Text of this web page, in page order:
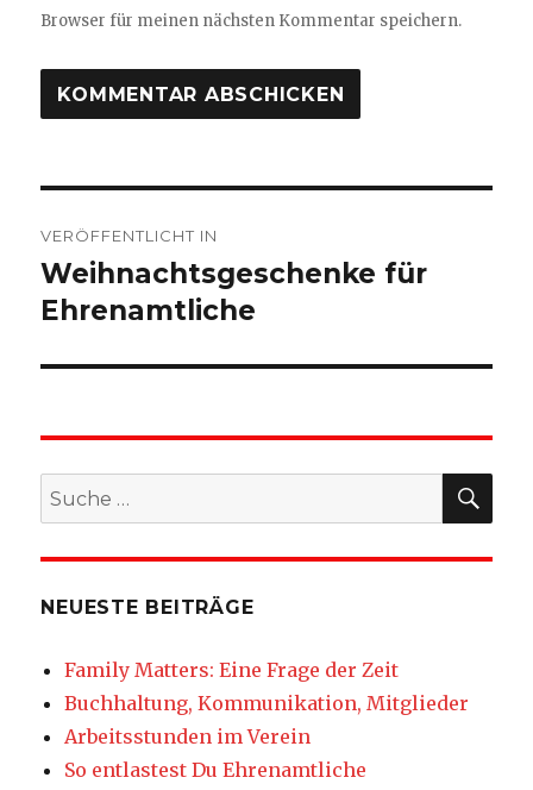
Browser für meinen nächsten Kommentar speichern.
VERÖFFENTLICHT IN
Weihnachtsgeschenke für
Ehrenamtliche
Suche
nach:
NEUESTE BEITRÄGE
Family Matters: Eine Frage der Zeit
Buchhaltung, Kommunikation, Mitglieder
Arbeitsstunden im Verein
So entlastest Du Ehrenamtliche